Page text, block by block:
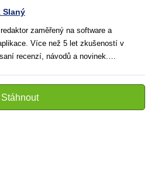
Slaný
zaměřený na software a
Více než 5 let zkušeností v
recenzí, návodů a novinek.
čtenářům lépe porozumět a využít
technologie.
Stáhnout